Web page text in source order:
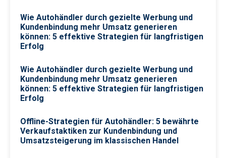
Wie Autohändler durch gezielte Werbung und
Kundenbindung mehr Umsatz generieren
können: 5 effektive Strategien für langfristigen
Erfolg
Wie Autohändler durch gezielte Werbung und
Kundenbindung mehr Umsatz generieren
können: 5 effektive Strategien für langfristigen
Erfolg
Offline-Strategien für Autohändler: 5 bewährte
Verkaufstaktiken zur Kundenbindung und
Umsatzsteigerung im klassischen Handel